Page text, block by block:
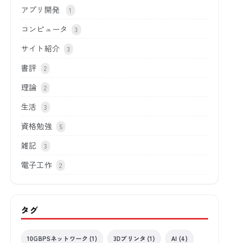
アプリ開発 1
コンピュータ 3
サイト紹介 3
書評 2
理論 2
生活 3
資格勉強 5
雑記 3
電子工作 2
タグ
10GBPSネットワーク (1) 3Dプリンタ (1) AI (4)